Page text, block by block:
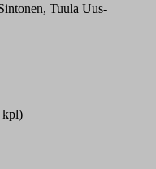
Tuula Uus-
kpl)